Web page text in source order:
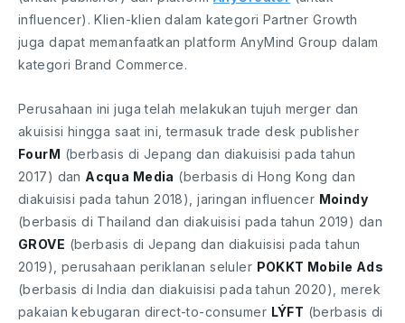
influencer). Klien-klien dalam kategori Partner Growth
juga dapat memanfaatkan platform AnyMind Group dalam
kategori Brand Commerce.
Perusahaan ini juga telah melakukan tujuh merger dan
akuisisi hingga saat ini, termasuk trade desk publisher
FourM (berbasis di Jepang dan diakuisisi pada tahun
2017) dan Acqua Media (berbasis di Hong Kong dan
diakuisisi pada tahun 2018), jaringan influencer Moindy
(berbasis di Thailand dan diakuisisi pada tahun 2019) dan
GROVE (berbasis di Jepang dan diakuisisi pada tahun
2019), perusahaan periklanan seluler POKKT Mobile Ads
(berbasis di India dan diakuisisi pada tahun 2020), merek
pakaian kebugaran direct-to-consumer LÝFT (berbasis di